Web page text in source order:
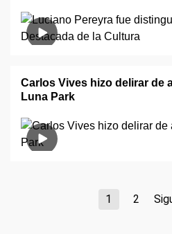
Carlos Vives hizo delirar de
Luna Park
1 2